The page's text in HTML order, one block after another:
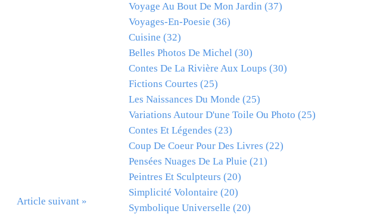
Article suivant »
Voyage Au Bout De Mon Jardin (37)
Voyages-En-Poesie (36)
Cuisine (32)
Belles Photos De Michel (30)
Contes De La Rivière Aux Loups (30)
Fictions Courtes (25)
Les Naissances Du Monde (25)
Variations Autour D'une Toile Ou Photo (25)
Contes Et Légendes (23)
Coup De Coeur Pour Des Livres (22)
Pensées Nuages De La Pluie (21)
Peintres Et Sculpteurs (20)
Simplicité Volontaire (20)
Symbolique Universelle (20)